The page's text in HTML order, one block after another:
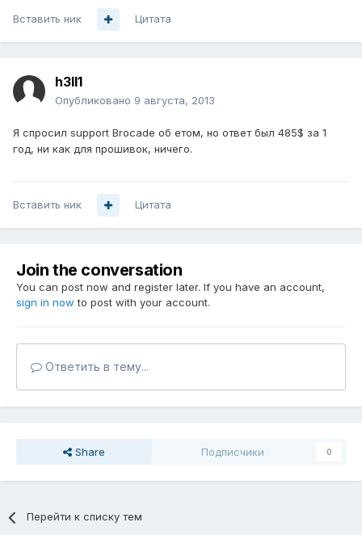
Вставить ник Цитата
h3ll1
Опубликовано 9 августа, 2013
Я спросил support Brocade об етом, но ответ был 485$ за 1
год, ни как для прошивок, ничего.
Вставить ник Цитата
Join the conversation
You can post now and register later. If you have an account,
sign in now to post with your account.
Ответить в тему...
Share Подписчики 0
Перейти к списку тем